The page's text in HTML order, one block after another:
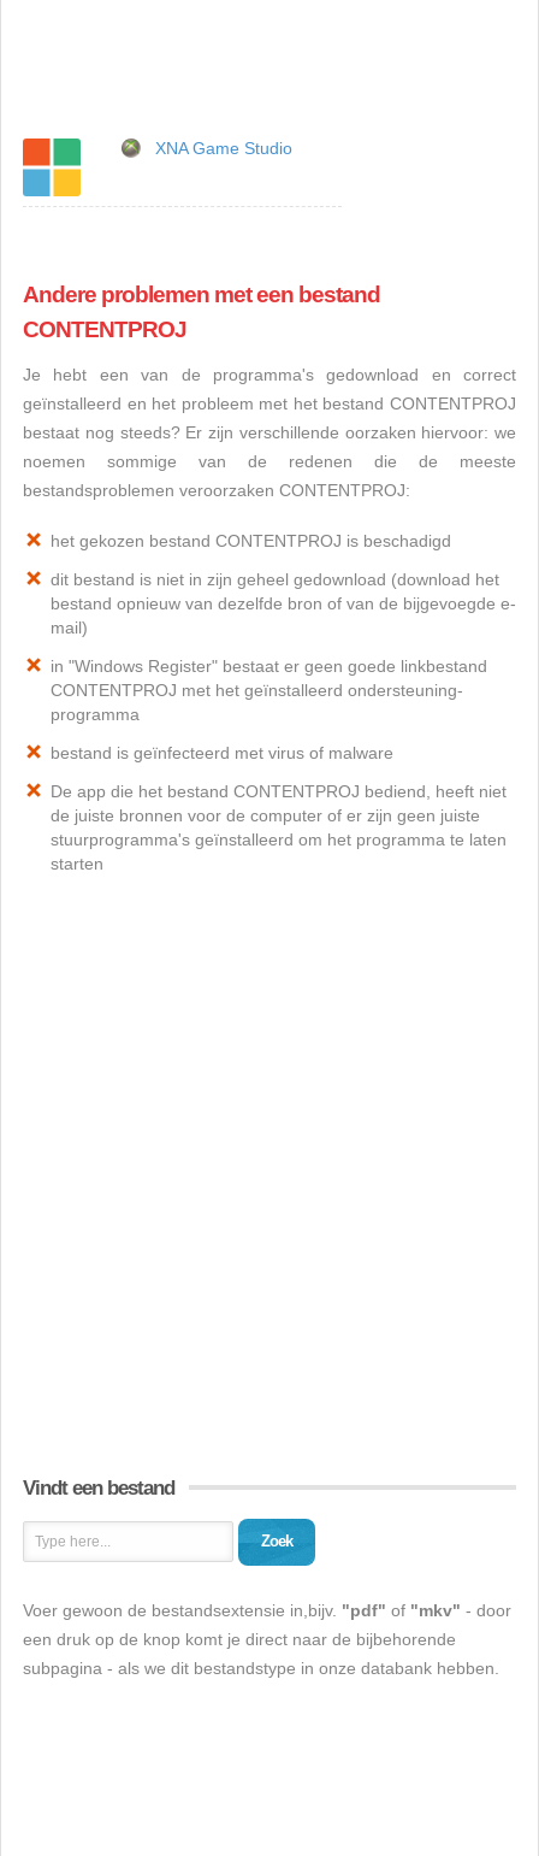
XNA Game Studio
Andere problemen met een bestand
CONTENTPROJ
Je hebt een van de programma's gedownload en correct
geïnstalleerd en het probleem met het bestand CONTENTPROJ
bestaat nog steeds? Er zijn verschillende oorzaken hiervoor: we
noemen sommige van de redenen die de meeste
bestandsproblemen veroorzaken CONTENTPROJ:
het gekozen bestand CONTENTPROJ is beschadigd
dit bestand is niet in zijn geheel gedownload (download het
bestand opnieuw van dezelfde bron of van de bijgevoegde e-
mail)
in "Windows Register" bestaat er geen goede linkbestand
CONTENTPROJ met het geïnstalleerd ondersteuning-
programma
bestand is geïnfecteerd met virus of malware
De app die het bestand CONTENTPROJ bediend, heeft niet
de juiste bronnen voor de computer of er zijn geen juiste
stuurprogramma's geïnstalleerd om het programma te laten
starten
Vindt een bestand
Zoek
Voer gewoon de bestandsextensie in,bijv. "pdf" of "mkv" - door
een druk op de knop komt je direct naar de bijbehorende
subpagina - als we dit bestandstype in onze databank hebben.